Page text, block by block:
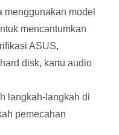
menggunakan model
mencantumkan
ASUS,
disk, kartu audio
langkah-langkah di
pemecahan